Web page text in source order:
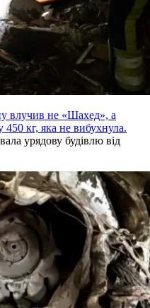
влучив не «Шахед», а
кг, яка не вибухнула.
урядову будівлю від